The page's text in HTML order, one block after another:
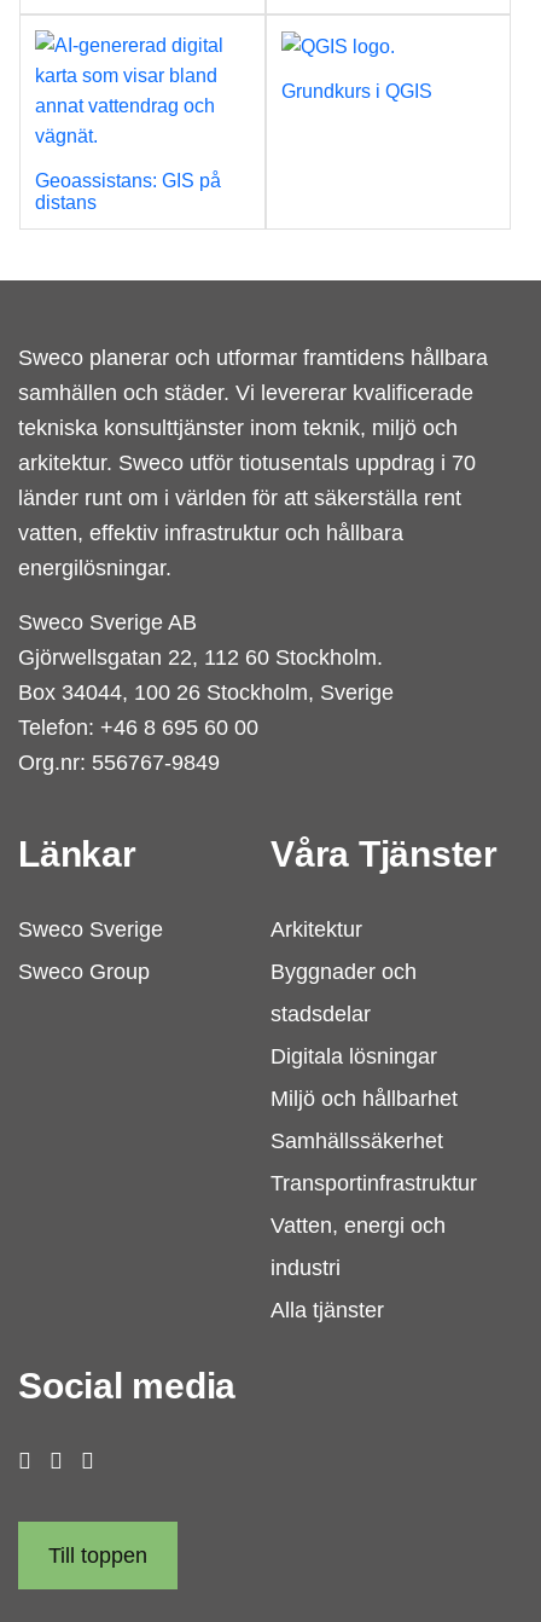
Geoassistans: GIS på
distans
Grundkurs i QGIS
Sweco planerar och utformar framtidens hållbara
samhällen och städer. Vi levererar kvalificerade
tekniska konsulttjänster inom teknik, miljö och
arkitektur. Sweco utför tiotusentals uppdrag i 70
länder runt om i världen för att säkerställa rent
vatten, effektiv infrastruktur och hållbara
energilösningar.
Sweco Sverige AB
Gjörwellsgatan 22, 112 60 Stockholm.
Box 34044, 100 26 Stockholm, Sverige
Telefon: +46 8 695 60 00
Org.nr: 556767-9849
Länkar
Sweco Sverige
Sweco Group
Våra Tjänster
Arkitektur
Byggnader och
stadsdelar
Digitala lösningar
Miljö och hållbarhet
Samhällssäkerhet
Transportinfrastruktur
Vatten, energi och
industri
Alla tjänster
Social media
Till toppen